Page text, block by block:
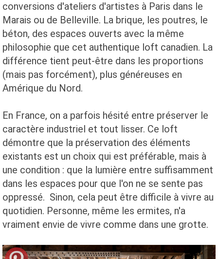
conversions d'ateliers d'artistes à Paris dans le
Marais ou de Belleville. La brique, les poutres, le
béton, des espaces ouverts avec la même
philosophie que cet authentique loft canadien. La
différence tient peut-être dans les proportions
(mais pas forcément), plus généreuses en
Amérique du Nord.
En France, on a parfois hésité entre préserver le
caractère industriel et tout lisser. Ce loft
démontre que la préservation des éléments
existants est un choix qui est préférable, mais à
une condition : que la lumière entre suffisamment
dans les espaces pour que l'on ne se sente pas
oppressé. Sinon, cela peut être difficile à vivre au
quotidien. Personne, même les ermites, n'a
vraiment envie de vivre comme dans une grotte.